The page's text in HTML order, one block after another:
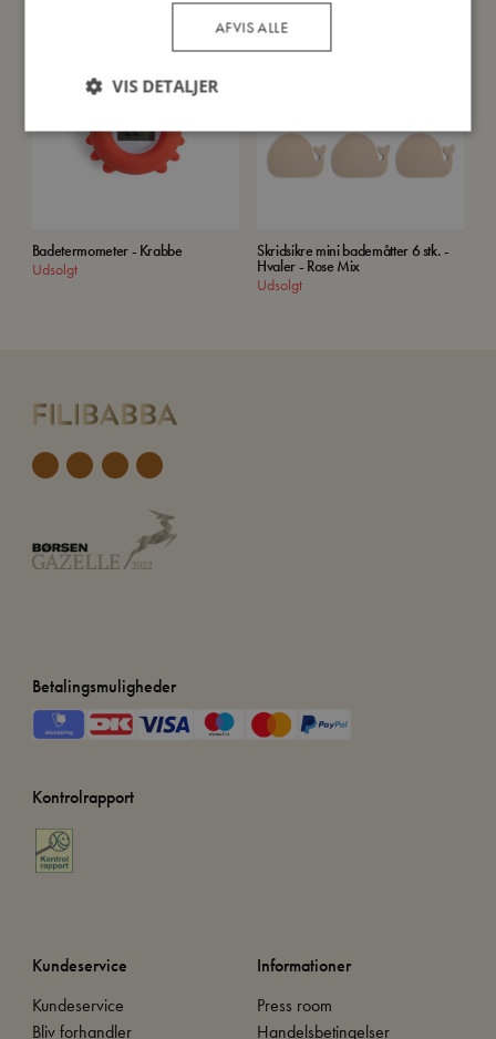
Badetermometer - Krabbe
Udsolgt
Skridsikre mini bademåtter 6 stk. -
Hvaler - Rose Mix
Udsolgt
Betalingsmuligheder
Kontrolrapport
Kundeservice
Kundeservice
Bliv forhandler
Informationer
Press room
Handelsbetingelser
AFVIS ALLE
VIS DETALJER